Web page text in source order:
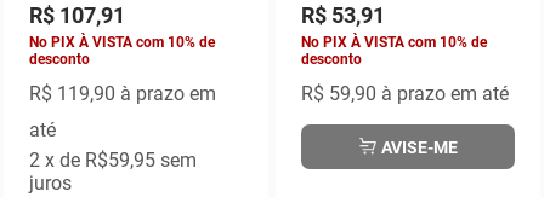
R$ 107,91
No PIX À VISTA com 10% de
desconto
R$ 119,90 à prazo em
até
2 x de R$59,95sem
juros
R$ 53,91
No PIX À VISTA com 10% de
desconto
R$ 59,90 à prazo em até
AVISE-ME